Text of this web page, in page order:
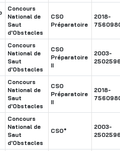
Concours
National de
Saut
d'Obstacles
CSO
Préparatoire
2018-
Concours
National de
Saut
d'Obstacles
CSO
Préparatoire
II
2003-
Concours
National de
Saut
d'Obstacles
CSO
Préparatoire
II
2018-
Concours
National de
Saut
d'Obstacles
CSO*
2003-